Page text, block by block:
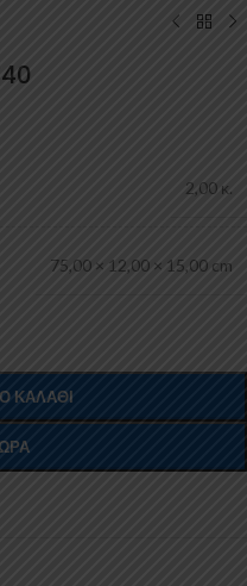
2,00 κ.
75,00 × 12,00 × 15,00 cm
ΚΑΛΆΘΙ